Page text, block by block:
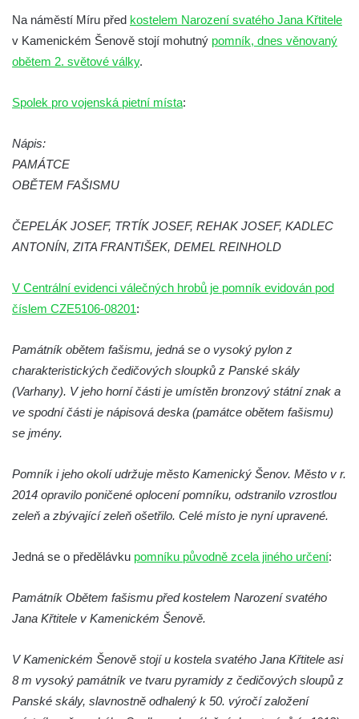
Kamenném Újezdě
Kenotaf Václava B. Hájka na starém
hřbitově v Kamenném Újezdě
Kamenném Újezdě
Velešíně
Kenotaf Josefa Jílka na hřbitově ve
Hrob Jana Foitla na hřbitově ve Velešíně
Hrob Ludvíka Tůmy na hřbitově ve Velešíně
Pomník obětem 2. světové války na hřbitově
Pamětní deska 240 MILES TO FREEDOM u
pomníku obětem válek na náměstí J. V.
Kamarýta ve Velešíně
Pomník obětem 1. a 2. světové války na
náměstí J. V. Kamarýta ve Velešíně
Římově
Pomník obětem 1. světové války v Dolním
Pomník obětem 2. světové války v Plavu
Pamětní deska obětem 1. světové války v
Kenotaf Pepiho Meisela na hřbitově v
Dolním Podluží
Kenotaf Leopolda Malata na hřbitově v
Na náměstí Míru před kostelem Narození svatého Jana Křtitele
v Kamenickém Šenově stojí mohutný pomník, dnes věnovaný
obětem 2. světové války.
Spolek pro vojenská pietní místa:
Nápis:
PAMÁTCE
OBĚTEM FAŠISMU
ČEPELÁK JOSEF, TRTÍK JOSEF, REHAK JOSEF, KADLEC
ANTONÍN, ZITA FRANTIŠEK, DEMEL REINHOLD
V Centrální evidenci válečných hrobů je pomník evidován pod
číslem CZE5106-08201:
Památník obětem fašismu, jedná se o vysoký pylon z
charakteristických čedičových sloupků z Panské skály
(Varhany). V jeho horní části je umístěn bronzový státní znak a
ve spodní části je nápisová deska (památce obětem fašismu)
se jmény.
Pomník i jeho okolí udržuje město Kamenický Šenov. Město v r.
2014 opravilo poničené oplocení pomníku, odstranilo vzrostlou
zeleň a zbývající zeleň ošetřilo. Celé místo je nyní upravené.
Jedná se o předělávku pomníku původně zcela jiného určení:
Památník Obětem fašismu před kostelem Narození svatého
Jana Křtitele v Kamenickém Šenově.
V Kamenickém Šenově stojí u kostela svatého Jana Křtitele asi
8 m vysoký památník ve tvaru pyramidy z čedičových sloupů z
Panské skály, slavnostně odhalený k 50. výročí založení